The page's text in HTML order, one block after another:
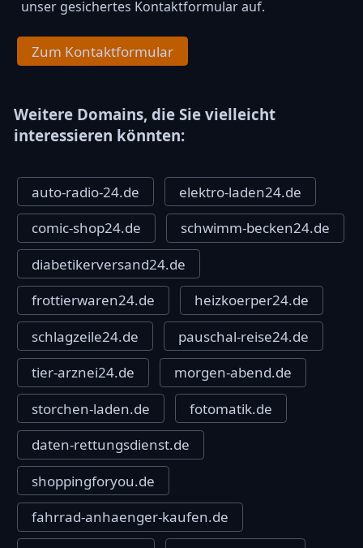
unser gesichertes Kontaktformular auf.
Zum Kontaktformular
Weitere Domains, die Sie vielleicht
interessieren könnten:
auto-radio-24.de
elektro-laden24.de
comic-shop24.de
schwimm-becken24.de
diabetikerversand24.de
frottierwaren24.de
heizkoerper24.de
schlagzeile24.de
pauschal-reise24.de
tier-arznei24.de
morgen-abend.de
storchen-laden.de
fotomatik.de
daten-rettungsdienst.de
shoppingforyou.de
fahrrad-anhaenger-kaufen.de